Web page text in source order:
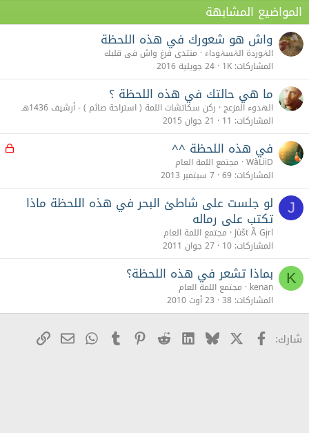
المواضيع المشابهة
واش هو شعورك في هذه اللحظة
الہٰوردة الہٰسہٰوداء منتدى فرغ واش فى قلبك
المشاركات 1K 24 جويلية 2016
ما هي حالتك في هذه اللحظة ؟
الهدوء المزعج ركن سكاتشات اللمة ( استراحة صائم ) - أرشيف 1436هـ
المشاركات 11 21 جوان 2015
م في هذه اللحظة ^^
WàLiiD مجتمع اللمة العام
المشاركات 69 7 سبتمبر 2013
J لو جلست على شاطئ البحر في هذه اللحظة ماذا
تكتب على رماله
Jùšt Ã Gįrl مجتمع اللمة العام
المشاركات 10 27 جوان 2011
K بماذا تشعر في هذه اللحظة؟
kenan مجتمع اللمة العام
المشاركات 38 23 أوت 2010
شارك: Facebook
X
Bluesky
LinkedIn
Reddit
Pinterest
Tumblr
WhatsApp
البريدرابط